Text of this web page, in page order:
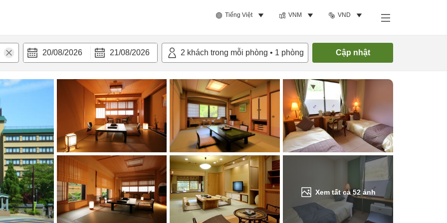
Tiếng Việt VNM VND
20/08/2026 21/08/2026 2 khách trong mỗi phòng • 1 phòng Cập nhật
Xem tất cả52 ảnh
nghi Tìm phòng trống